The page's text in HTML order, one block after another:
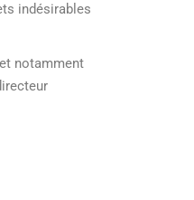
indésirables
notamment